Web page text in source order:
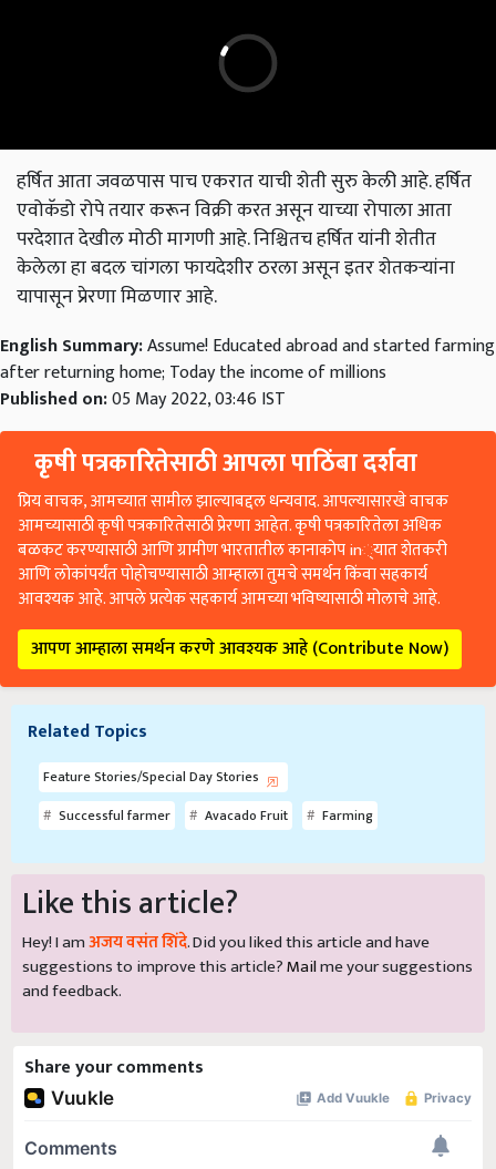
हर्षित आता जवळपास पाच एकरात याची शेती सुरु केली आहे. हर्षित
एवोकॅडो रोपे तयार करून विक्री करत असून याच्या रोपाला आता
परदेशात देखील मोठी मागणी आहे. निश्चितच हर्षित यांनी शेतीत
केलेला हा बदल चांगला फायदेशीर ठरला असून इतर शेतकऱ्यांना
यापासून प्रेरणा मिळणार आहे.
English Summary:Assume! Educated abroad and started farming
after returning home; Today the income of millions
Published on:05 May 2022, 03:46 IST
कृषी पत्रकारितेसाठी आपला पाठिंबा दर्शवा
प्रिय वाचक, आमच्यात सामील झाल्याबद्दल धन्यवाद. आपल्यासारखे वाचक
आमच्यासाठी कृषी पत्रकारितेसाठी प्रेरणा आहेत. कृषी पत्रकारितेला अधिक
बळकट करण्यासाठी आणि ग्रामीण भारतातील कानाकोप in्यात शेतकरी
आणि लोकांपर्यंत पोहोचण्यासाठी आम्हाला तुमचे समर्थन किंवा सहकार्य
आवश्यक आहे. आपले प्रत्येक सहकार्य आमच्या भविष्यासाठी मोलाचे आहे.
आपण आम्हाला समर्थन करणे आवश्यक आहे (Contribute Now)
Related Topics
Feature Stories/Special Day Stories
Successful farmer
Avacado Fruit Farming
Like this article?
Hey! I amअजय वसंत शिंदे. Did you liked this article and have
suggestions to improve this article?Mailme your suggestions
and feedback.
Share your comments